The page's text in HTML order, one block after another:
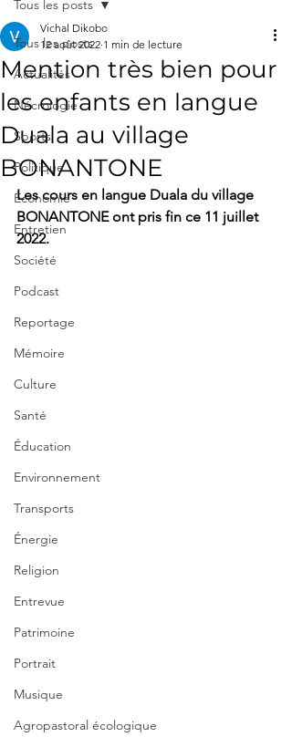
Tous les posts
Actualités
Nécrologie
Sports
Politique
Économie
Entretien
Société
Podcast
Reportage
Mémoire
Culture
Santé
Éducation
Environnement
Transports
Énergie
Religion
Entrevue
Patrimoine
Portrait
Musique
Agropastoral écologique
Tous les posts
Mention très bien pour
les enfants en langue
Duala au village
BONANTONE
Vichal Dikobo
12 août 2022 1 min de lecture
Les cours en langue Duala du village
BONANTONE ont pris fin ce 11 juillet
2022.